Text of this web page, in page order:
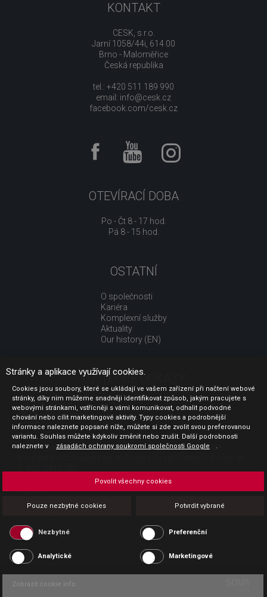
KONTAKT
CESK, s.r.o.
Jarní 1058/44i, 614 00
Brno - Maloměřice
Česká republika
tel.: +420 511 189 990
email: info@cesk.cz
facebook.com/cesk.cz
OTEVÍRACÍ DOBA
Po - Čt 8 - 17 hod.
Pá 8 - 15 hod.
OSTATNÍ
O společnosti
Kariéra
Komplexní služby
Aktuality
Our history (EN)
UŽITEČNÉ ODKAZY
Jak nakupovat
Obchodní podmínky
GDPR - ochrana osobních údajů
Profil zadavatele
Sdělení před uzavřením kupní smlouvy pro spotřebitele
Platba
Povinná publicita
Copyright CESK 2026 |
Stránky a aplikace využívají cookies.
Cookies jsou soubory, které se ukládají ve vašem zařízení při načtení webové
stránky, díky nim můžeme snadněji identifikovat způsob, jakým pracujete s
webovými stránkami, vstřícněji s vámi komunikovat, odhalit podvodné
chování nebo cílit marketingové aktivity. Typy cookies a podrobnější
informace naleznete popsané níže, můžete si zde zvolit svou preferovanou
variantu. Souhlas můžete kdykoliv změnit nebo zrušit. Další podrobnosti
naleznete v
zásadách ochrany soukromí společnosti Google .
Pouze nezbytné cookies Potvrdit vybrané
Povolit všechny cookies
Nezbytné Preferenční
Analytické Marketingové
Zobrazit cookie info